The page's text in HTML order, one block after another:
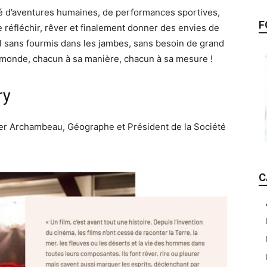
humaines, de performances sportives,
rêver et finalement donner des envies de
fourmis dans les jambes, sans besoin de grand
chacun à sa manière, chacun à sa mesure !
Archambeau, Géographe et Président de la Société